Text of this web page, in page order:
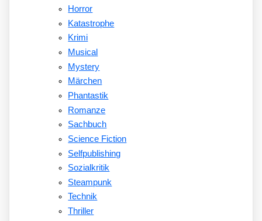
Horror
Katastrophe
Krimi
Musical
Mystery
Märchen
Phantastik
Romanze
Sachbuch
Science Fiction
Selfpublishing
Sozialkritik
Steampunk
Technik
Thriller